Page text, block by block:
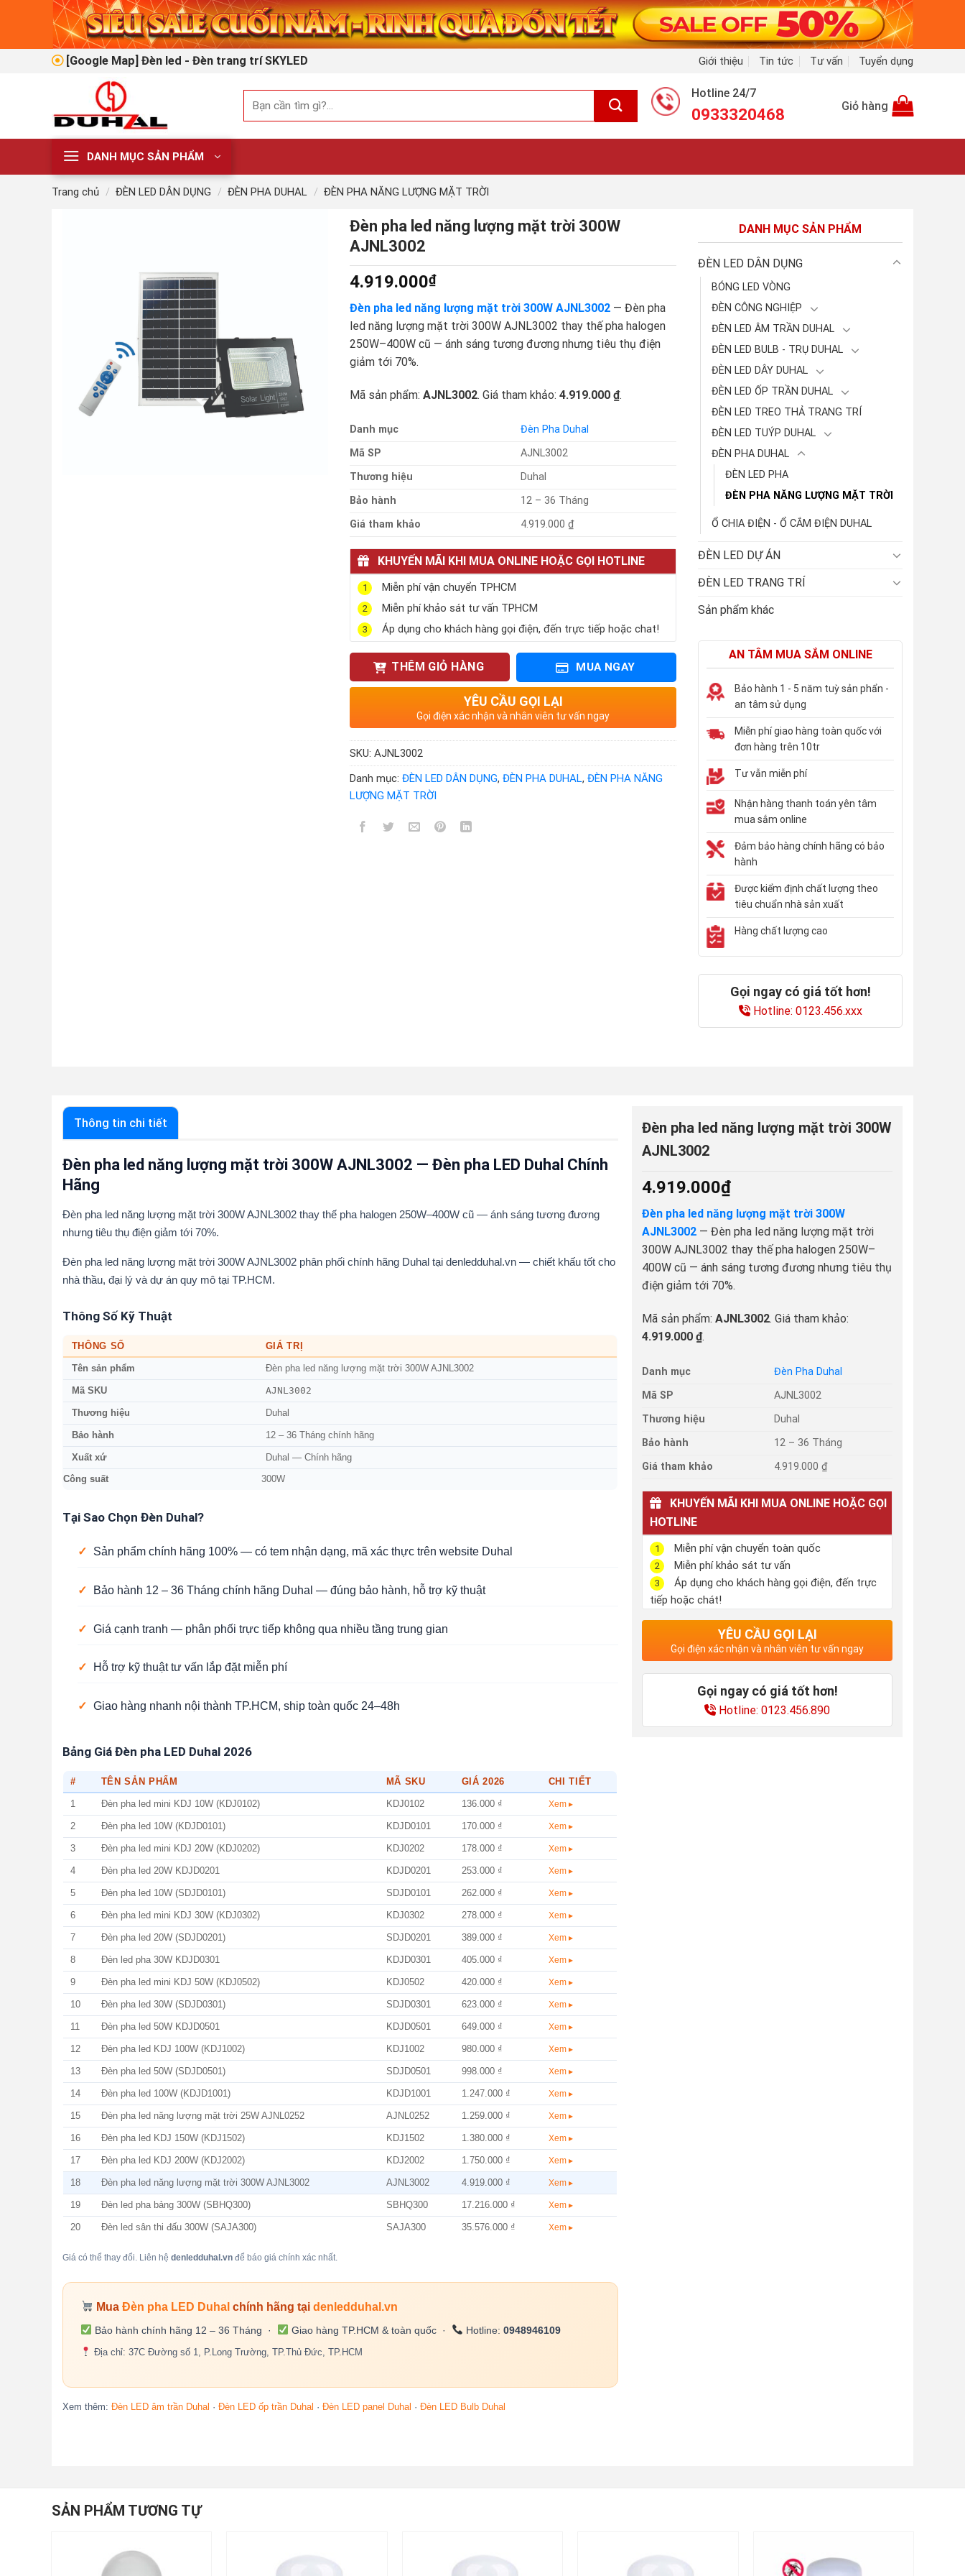
[Google Map] Đèn led - Đèn trang trí SKYLED
Giới thiệu Tin tức Tư vấn Tuyển dụng
kiếm:
Hotline 24/7
0933320468 Giỏ hàng
DANH MỤC SẢN PHẨM
Trang chủ / ĐÈN LED DÂN DỤNG / ĐÈN PHA DUHAL / ĐÈN PHA NĂNG LƯỢNG MẶT TRỜI
Đèn pha led năng lượng mặt trời 300W
AJNL3002
4.919.000₫
Đèn pha led năng lượng mặt trời 300W AJNL3002 — Đèn pha
led năng lượng mặt trời 300W AJNL3002 thay thế pha halogen
250W–400W cũ — ánh sáng tương đương nhưng tiêu thụ điện
giảm tới 70%.
Mã sản phẩm: AJNL3002. Giá tham khảo: 4.919.000 ₫.
Danh mục
Đèn Pha Duhal
Mã SP
AJNL3002
Thương hiệu
Duhal
Bảo hành
12 – 36 Tháng
Giá tham khảo
4.919.000 ₫
KHUYẾN MÃI KHI MUA ONLINE HOẶC GỌI HOTLINE
1 Miễn phí vận chuyển TPHCM
2 Miễn phí khảo sát tư vấn TPHCM
3 Áp dụng cho khách hàng gọi điện, đến trực tiếp hoặc chat!
THÊM GIỎ HÀNG MUA NGAY
YÊU CẦU GỌI LẠI
Gọi điện xác nhận và nhân viên tư vấn ngay
SKU: AJNL3002
Danh mục: ĐÈN LED DÂN DỤNG, ĐÈN PHA DUHAL, ĐÈN PHA NĂNG
LƯỢNG MẶT TRỜI
DANH MỤC SẢN PHẨM
ĐÈN LED DÂN DỤNG
BÓNG LED VÒNG
ĐÈN CÔNG NGHIỆP
ĐÈN LED ÂM TRẦN DUHAL
ĐÈN LED BULB - TRỤ DUHAL
ĐÈN LED DÂY DUHAL
ĐÈN LED ỐP TRẦN DUHAL
ĐÈN LED TREO THẢ TRANG TRÍ
ĐÈN LED TUÝP DUHAL
ĐÈN PHA DUHAL
ĐÈN LED PHA
ĐÈN PHA NĂNG LƯỢNG MẶT TRỜI
Ổ CHIA ĐIỆN - Ổ CẮM ĐIỆN DUHAL
ĐÈN LED DỰ ÁN
ĐÈN LED TRANG TRÍ
Sản phẩm khác
AN TÂM MUA SẮM ONLINE
Bảo hành 1 - 5 năm tuỳ sản phẩn -
an tâm sử dụng
Miễn phí giao hàng toàn quốc với
đơn hàng trên 10tr
Tư vẫn miễn phí
Nhận hàng thanh toán yên tâm
mua sắm online
Đảm bảo hàng chính hãng có bảo
hành
Được kiểm định chất lượng theo
tiêu chuẩn nhà sản xuất
Hàng chất lượng cao
Gọi ngay có giá tốt hơn!
Hotline: 0123.456.xxx
Thông tin chi tiết
Đèn pha led năng lượng mặt trời 300W AJNL3002 — Đèn pha LED Duhal Chính
Hãng
Đèn pha led năng lượng mặt trời 300W AJNL3002 thay thế pha halogen 250W–400W cũ — ánh sáng tương đương
nhưng tiêu thụ điện giảm tới 70%.
Đèn pha led năng lượng mặt trời 300W AJNL3002 phân phối chính hãng Duhal tại denledduhal.vn — chiết khấu tốt cho
nhà thầu, đại lý và dự án quy mô tại TP.HCM.
Thông Số Kỹ Thuật
THÔNG SỐ GIÁ TRỊ
Tên sản phẩm Đèn pha led năng lượng mặt trời 300W AJNL3002
Mã SKU AJNL3002
Thương hiệu Duhal
Bảo hành 12 – 36 Tháng chính hãng
Xuất xứ Duhal — Chính hãng
Công suất 300W
Tại Sao Chọn Đèn Duhal?
✓ Sản phẩm chính hãng 100% — có tem nhận dạng, mã xác thực trên website Duhal
✓ Bảo hành 12 – 36 Tháng chính hãng Duhal — đúng bảo hành, hỗ trợ kỹ thuật
✓ Giá cạnh tranh — phân phối trực tiếp không qua nhiều tầng trung gian
✓ Hỗ trợ kỹ thuật tư vấn lắp đặt miễn phí
✓ Giao hàng nhanh nội thành TP.HCM, ship toàn quốc 24–48h
Bảng Giá Đèn pha LED Duhal 2026
# TÊN SẢN PHẨM MÃ SKU GIÁ 2026 CHI TIẾT
1 Đèn pha led mini KDJ 10W (KDJ0102) KDJ0102 136.000 ₫ Xem ▸
2 Đèn pha led 10W (KDJD0101) KDJD0101 170.000 ₫ Xem ▸
3 Đèn pha led mini KDJ 20W (KDJ0202) KDJ0202 178.000 ₫ Xem ▸
4 Đèn pha led 20W KDJD0201 KDJD0201 253.000 ₫ Xem ▸
5 Đèn pha led 10W (SDJD0101) SDJD0101 262.000 ₫ Xem ▸
6 Đèn pha led mini KDJ 30W (KDJ0302) KDJ0302 278.000 ₫ Xem ▸
7 Đèn pha led 20W (SDJD0201) SDJD0201 389.000 ₫ Xem ▸
8 Đèn led pha 30W KDJD0301 KDJD0301 405.000 ₫ Xem ▸
9 Đèn pha led mini KDJ 50W (KDJ0502) KDJ0502 420.000 ₫ Xem ▸
10 Đèn pha led 30W (SDJD0301) SDJD0301 623.000 ₫ Xem ▸
11 Đèn pha led 50W KDJD0501 KDJD0501 649.000 ₫ Xem ▸
12 Đèn pha led KDJ 100W (KDJ1002) KDJ1002 980.000 ₫ Xem ▸
13 Đèn pha led 50W (SDJD0501) SDJD0501 998.000 ₫ Xem ▸
14 Đèn pha led 100W (KDJD1001) KDJD1001 1.247.000 ₫ Xem ▸
15 Đèn pha led năng lượng mặt trời 25W AJNL0252 AJNL0252 1.259.000 ₫ Xem ▸
16 Đèn pha led KDJ 150W (KDJ1502) KDJ1502 1.380.000 ₫ Xem ▸
17 Đèn pha led KDJ 200W (KDJ2002) KDJ2002 1.750.000 ₫ Xem ▸
18 Đèn pha led năng lượng mặt trời 300W AJNL3002 AJNL3002 4.919.000 ₫ Xem ▸
19 Đèn led pha bảng 300W (SBHQ300) SBHQ300 17.216.000 ₫ Xem ▸
20 Đèn led sân thi đấu 300W (SAJA300) SAJA300 35.576.000 ₫ Xem ▸
Giá có thể thay đổi. Liên hệ denledduhal.vnđể báo giá chính xác nhất.
MuaĐèn pha LED Duhal chính hãng tạidenledduhal.vn
Bảo hành chính hãng 12 – 36 Tháng · Giao hàng TP.HCM & toàn quốc · Hotline: 0948946109
Địa chỉ: 37C Đường số 1, P.Long Trường, TP.Thủ Đức, TP.HCM
Xem thêm: Đèn LED âm trần Duhal · Đèn LED ốp trần Duhal · Đèn LED panel Duhal · Đèn LED Bulb Duhal
Đèn pha led năng lượng mặt trời 300W
AJNL3002
4.919.000₫
Đèn pha led năng lượng mặt trời 300W
AJNL3002 — Đèn pha led năng lượng mặt trời
300W AJNL3002 thay thế pha halogen 250W–
400W cũ — ánh sáng tương đương nhưng tiêu thụ
điện giảm tới 70%.
Mã sản phẩm:AJNL3002. Giá tham khảo:
4.919.000 ₫.
Danh mục
Đèn Pha Duhal
Mã SP
AJNL3002
Thương hiệu
Duhal
Bảo hành
12 – 36 Tháng
Giá tham khảo
4.919.000 ₫
KHUYẾN MÃI KHI MUA ONLINE HOẶC GỌI
HOTLINE
1 Miễn phí vận chuyển toàn quốc
2 Miễn phí khảo sát tư vấn
3
Áp dụng cho khách hàng gọi điện, đến trực
tiếp hoặc chát!
YÊU CẦU GỌI LẠI
Gọi điện xác nhận và nhân viên tư vấn ngay
Gọi ngay có giá tốt hơn!
Hotline: 0123.456.890
SẢN PHẨM TƯƠNG TỰ